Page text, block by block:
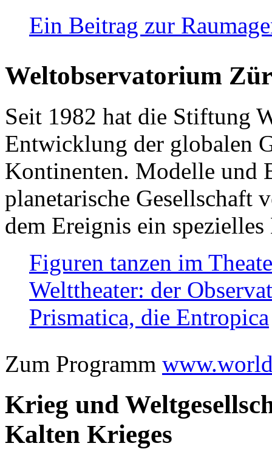
Ein Beitrag zur
Weltobservatorium
Seit 1982 hat die Stiftung
Entwicklung der globalen
Kontinenten. Modelle und
planetarische Gesellschaft
dem Ereignis ein
Figuren tanzen im
Welttheater: der
Prismatica, die Entropica
Zum Programm
Krieg und
Kalten Krieges